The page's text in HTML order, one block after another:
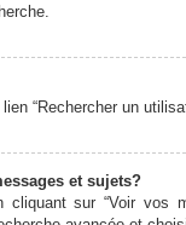
“Rechercher un
et sujets?
sur “Voir vos